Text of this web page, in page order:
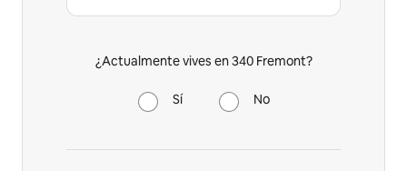
¿Actualmente vives en 340 Fremont?
Sí No